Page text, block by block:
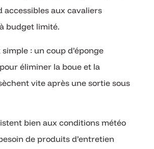
accessibles aux cavaliers
budget limité.
simple : un coup d’éponge
éliminer la boue et la
vite après une sortie sous
bien aux conditions météo
de produits d’entretien